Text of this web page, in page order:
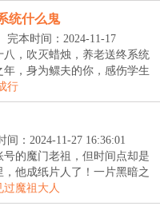
统什么鬼
完本时间：2024-11-17
，吹灭蜡烛，养老送终系统
，身为鳏夫的你，感伤学生
行
间：2024-11-27 16:36:01
的魔门老祖，但时间点却是
他成纸片人了！一片黑暗之
过魔祖大人